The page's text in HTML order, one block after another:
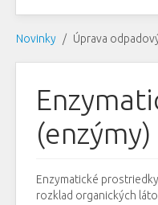
Novinky Úprava
(enzýmy)
Enzymatické
rozklad organických